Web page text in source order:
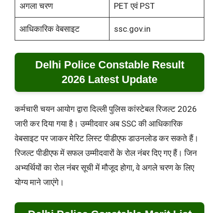
अगला चरण PET एवं PST
आधिकारिक वेबसाइट ssc.gov.in
Delhi Police Constable Result
2026 Latest Update
कर्मचारी चयन आयोग द्वारा दिल्ली पुलिस कांस्टेबल रिजल्ट 2026
जारी कर दिया गया है। उम्मीदवार अब SSC की आधिकारिक
वेबसाइट पर जाकर मेरिट लिस्ट पीडीएफ डाउनलोड कर सकते हैं।
रिजल्ट पीडीएफ में सफल उम्मीदवारों के रोल नंबर दिए गए हैं। जिन
अभ्यर्थियों का रोल नंबर सूची में मौजूद होगा, वे अगले चरण के लिए
योग्य माने जाएंगे।